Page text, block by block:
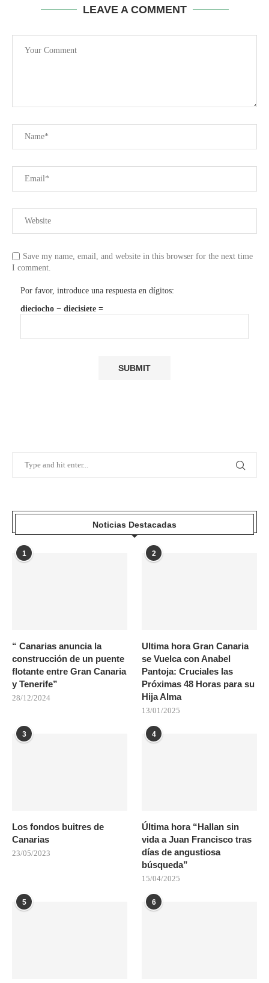
LEAVE A COMMENT
Save my name, email, and website in this browser for the next time
I comment.
Por favor, introduce una respuesta en dígitos:
dieciocho − diecisiete =
Noticias Destacadas
1
“ Canarias anuncia la
construcción de un puente
flotante entre Gran Canaria
y Tenerife”
28/12/2024
2
Ultima hora Gran Canaria
se Vuelca con Anabel
Pantoja: Cruciales las
Próximas 48 Horas para su
Hija Alma
13/01/2025
3
Los fondos buitres de
Canarias
23/05/2023
4
Última hora “Hallan sin
vida a Juan Francisco tras
días de angustiosa
búsqueda”
15/04/2025
5 6